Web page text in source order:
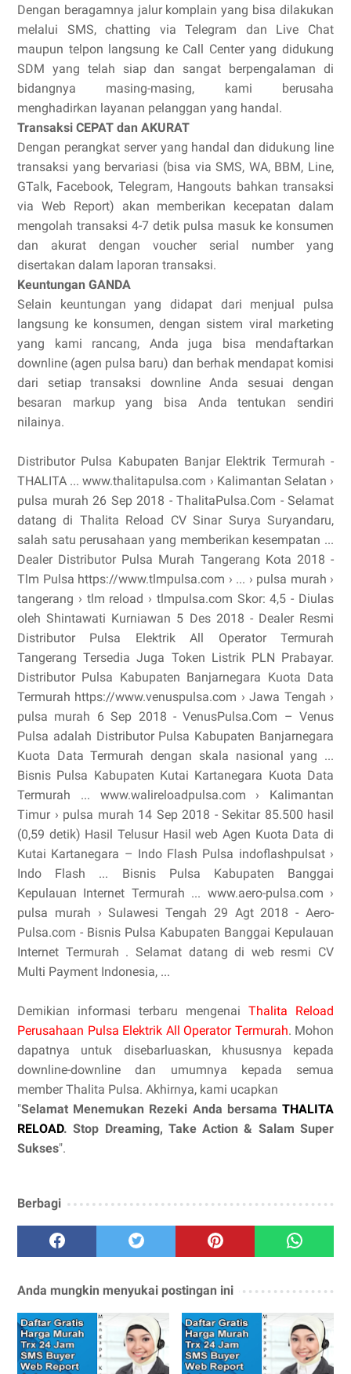
Dengan beragamnya jalur komplain yang bisa dilakukan
melalui SMS, chatting via Telegram dan Live Chat
maupun telpon langsung ke Call Center yang didukung
SDM yang telah siap dan sangat berpengalaman di
bidangnya masing-masing, kami berusaha
menghadirkan layanan pelanggan yang handal.
Transaksi CEPAT dan AKURAT
Dengan perangkat server yang handal dan didukung line
transaksi yang bervariasi (bisa via SMS, WA, BBM, Line,
GTalk, Facebook, Telegram, Hangouts bahkan transaksi
via Web Report) akan memberikan kecepatan dalam
mengolah transaksi 4-7 detik pulsa masuk ke konsumen
dan akurat dengan voucher serial number yang
disertakan dalam laporan transaksi.
Keuntungan GANDA
Selain keuntungan yang didapat dari menjual pulsa
langsung ke konsumen, dengan sistem viral marketing
yang kami rancang, Anda juga bisa mendaftarkan
downline (agen pulsa baru) dan berhak mendapat komisi
dari setiap transaksi downline Anda sesuai dengan
besaran markup yang bisa Anda tentukan sendiri
nilainya.
Distributor Pulsa Kabupaten Banjar Elektrik Termurah -
THALITA ... www.thalitapulsa.com › Kalimantan Selatan ›
pulsa murah 26 Sep 2018 - ThalitaPulsa.Com - Selamat
datang di Thalita Reload CV Sinar Surya Suryandaru,
salah satu perusahaan yang memberikan kesempatan ...
Dealer Distributor Pulsa Murah Tangerang Kota 2018 -
Tlm Pulsa https://www.tlmpulsa.com › ... › pulsa murah ›
tangerang › tlm reload › tlmpulsa.com Skor: 4,5 - ‎Diulas
oleh Shintawati Kurniawan 5 Des 2018 - Dealer Resmi
Distributor Pulsa Elektrik All Operator Termurah
Tangerang Tersedia Juga Token Listrik PLN Prabayar.
Distributor Pulsa Kabupaten Banjarnegara Kuota Data
Termurah https://www.venuspulsa.com › Jawa Tengah ›
pulsa murah 6 Sep 2018 - VenusPulsa.Com – Venus
Pulsa adalah Distributor Pulsa Kabupaten Banjarnegara
Kuota Data Termurah dengan skala nasional yang ...
Bisnis Pulsa Kabupaten Kutai Kartanegara Kuota Data
Termurah ... www.walireloadpulsa.com › Kalimantan
Timur › pulsa murah 14 Sep 2018 - Sekitar 85.500 hasil
(0,59 detik) Hasil Telusur Hasil web Agen Kuota Data di
Kutai Kartanegara – Indo Flash Pulsa indoflashpulsat ›
Indo Flash ... Bisnis Pulsa Kabupaten Banggai
Kepulauan Internet Termurah ... www.aero-pulsa.com ›
pulsa murah › Sulawesi Tengah 29 Agt 2018 - Aero-
Pulsa.com - Bisnis Pulsa Kabupaten Banggai Kepulauan
Internet Termurah . Selamat datang di web resmi CV
Multi Payment Indonesia, ...
Demikian informasi terbaru mengenai Thalita Reload
Perusahaan Pulsa Elektrik All Operator Termurah. Mohon
dapatnya untuk disebarluaskan, khususnya kepada
downline-downline dan umumnya kepada semua
member Thalita Pulsa. Akhirnya, kami ucapkan
"Selamat Menemukan Rezeki Anda bersama THALITA
RELOAD. Stop Dreaming, Take Action & Salam Super
Sukses".
Berbagi
Anda mungkin menyukai postingan ini